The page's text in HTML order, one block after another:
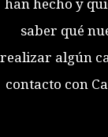
saber qué
realizar algún
contacto con